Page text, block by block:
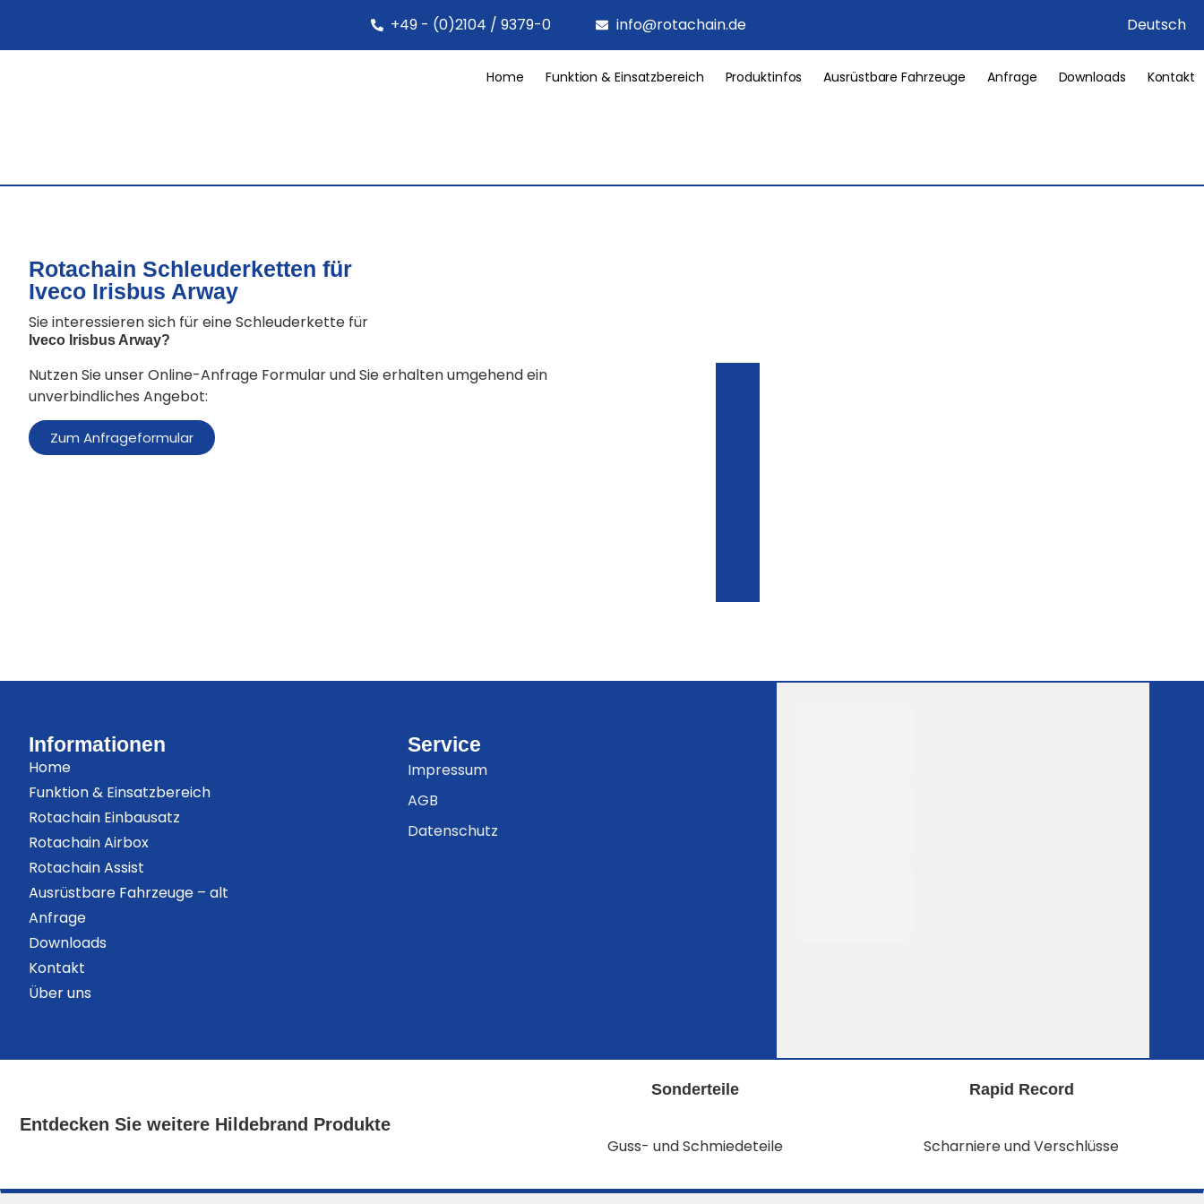
Deutsch
+49 - (0)2104 / 9379-0 info@rotachain.de
Home Funktion & Einsatzbereich Produktinfos Ausrüstbare Fahrzeuge Anfrage Downloads Kontakt
Rotachain Schleuderketten für
Iveco Irisbus Arway
Sie interessieren sich für eine Schleuderkette für
Iveco Irisbus Arway?
Nutzen Sie unser Online-Anfrage Formular und Sie erhalten umgehend ein
unverbindliches Angebot:
Zum Anfrageformular
Informationen
Home
Funktion & Einsatzbereich
Rotachain Einbausatz
Rotachain Airbox
Rotachain Assist
Ausrüstbare Fahrzeuge – alt
Anfrage
Downloads
Kontakt
Über uns
Service
Impressum
AGB
Datenschutz
Entdecken Sie weitere Hildebrand Produkte
Sonderteile
Guss- und Schmiedeteile
Rapid Record
Scharniere und Verschlüsse